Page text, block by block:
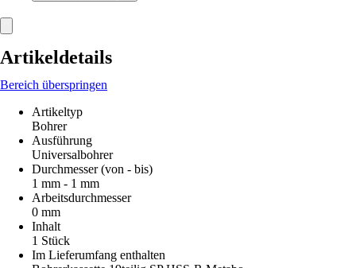
Artikeldetails
Bereich überspringen
Artikeltyp
Bohrer
Ausführung
Universalbohrer
Durchmesser (von - bis)
1 mm - 1 mm
Arbeitsdurchmesser
0 mm
Inhalt
1 Stück
Im Lieferumfang enthalten